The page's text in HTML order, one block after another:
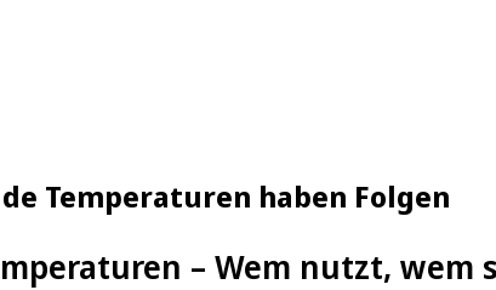
Temperaturen haben Folgen
– Wem nutzt, wem